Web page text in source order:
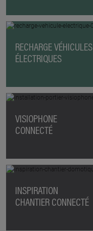
RECHARGE VÉHICULES
ÉLECTRIQUES
VISIOPHONE
CONNECTÉ
INSPIRATION
CHANTIER CONNECTÉ